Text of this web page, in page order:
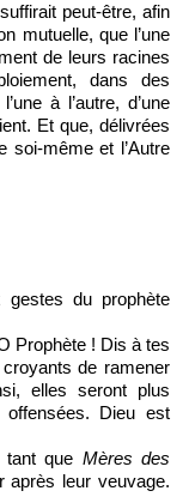
peut-être, afin
mutuelle, que l’une
de leurs racines
dans des
à l’autre, d’une
Et que, délivrées
soi-même et l’Autre
gestes du prophète
Prophète ! Dis à tes
de ramener
elles seront plus
Dieu est
tant que Mères des
après leur veuvage.